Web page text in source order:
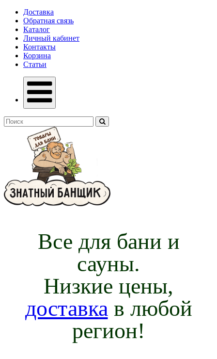
Доставка
Обратная связь
Каталог
Личный кабинет
Контакты
Корзина
Статьи
Все для бани и
сауны.
Низкие цены,
доставка в любой
регион!